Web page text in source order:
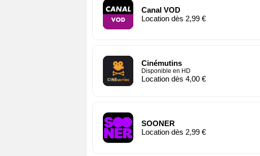
Canal VOD
Location dès 2,99 €
Cinémutins
Disponible en HD
Location dès 4,00 €
SOONER
Location dès 2,99 €